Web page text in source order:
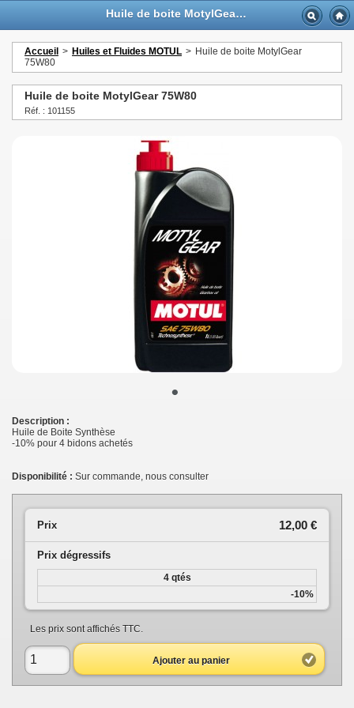
Huile de boite MotylGear 75W80 - GTTurbo-online
Accueil > Huiles et Fluides MOTUL > Huile de boite MotylGear
75W80
Huile de boite MotylGear 75W80
Réf. : 101155
•
Description :
Huile de Boite Synthèse
-10% pour 4 bidons achetés
Disponibilité : Sur commande, nous consulter
12,00 €
Prix
Prix dégressifs
4 qtés
-10%
Les prix sont affichés TTC.
Ajouter au panier